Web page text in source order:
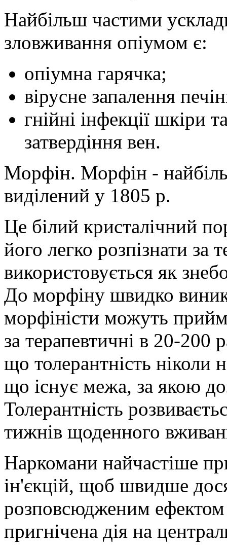
Найбільш частими
зловживання опіумом є:
опіумна гарячка;
вірусне запалення
гнійні інфекції шкіри
затвердіння вен.
Морфін. Морфін -
виділений у 1805 р.
Це білий кристалічний
його легко розпізнати за
використовується як
До морфіну швидко
морфіністи можуть
за терапевтичні в 20-200
що толерантність ніколи
що існує межа, за якою
Толерантність
тижнів щоденного
Наркомани найчастіше
ін'єкцій, щоб швидше
розповсюдженим
пригнічена дія на